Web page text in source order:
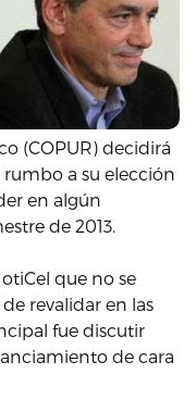
(COPUR) decidirá
a su elección
en algún
de 2013.
que no se
revalidar en las
fue discutir
de cara